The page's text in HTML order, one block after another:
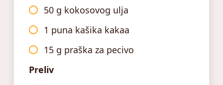
50 g kokosovog ulja
1 puna kašika kakaa
15 g praška za pecivo
Preliv